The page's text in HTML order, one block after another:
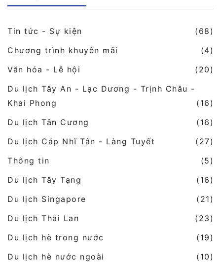
Tin tức - Sự kiện
(68)
Chương trình khuyến mãi
(4)
Văn hóa - Lễ hội
(20)
Du lịch Tây An - Lạc Dương - Trịnh Châu -
Khai Phong
(16)
Du lịch Tân Cương
(16)
Du lịch Cáp Nhĩ Tân - Làng Tuyết
(27)
Thông tin
(5)
Du lịch Tây Tạng
(16)
Du lịch Singapore
(21)
Du lịch Thái Lan
(23)
Du lịch hè trong nước
(19)
Du lịch hè nước ngoài
(10)